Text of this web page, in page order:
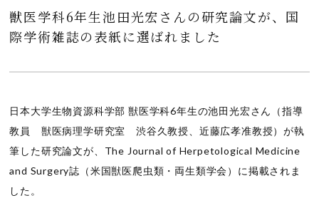
獣医学科6年生池田光宏さんの研究論文が、国
際学術雑誌の表紙に選ばれました
日本大学生物資源科学部 獣医学科6年生の池田光宏さん（指導
教員 獣医病理学研究室 渋谷久教授、近藤広孝准教授）が執
筆した研究論文が、The Journal of Herpetological Medicine
and Surgery誌（米国獣医爬虫類・両生類学会）に掲載されま
した。